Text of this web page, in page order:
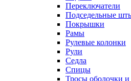
Переключатели
Подседельные
Покрышки
Рамы
Рулевые колонки
Рули
Седла
Спицы
Тросы оболочки и